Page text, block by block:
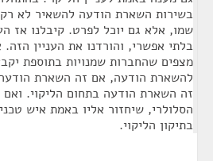
בשירות השארת הודעה להשאיר לא
שמו, אלא גם יוכל לפרט. קיבלנו אז
בלתי אפשרי, והורדנו את העניין
מצפים שהחברות שמנויות בתוספת
להשארת הודעה, אם זה השארת
זה השארת הודעה בתחום הליקוי. ואם
הסלולרי, שיחזור אליו באמת איש
בתיקון הליקוי.